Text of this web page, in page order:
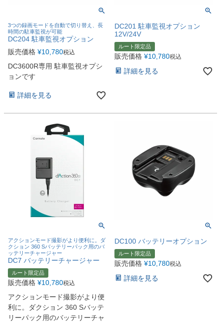
3つの録画モードを自動で切り替え、長
時間の駐車監視が可能
DC204 駐車監視オプション
販売価格 ¥10,780税込
DC3600R専用 駐車監視オプシ
ョンです
詳細を見る
DC201 駐車監視オプション
12V/24V
ルート限定品
販売価格 ¥10,780税込
詳細を見る
アクションモード撮影がより便利に。ダ
クション 360 Sバッテリーパック用のバ
ッテリーチャージャー
DC7 バッテリーチャージャー
ルート限定品
販売価格 ¥10,780税込
アクションモード撮影がより便
利に。ダクション 360 Sバッテ
リーパック用のバッテリーチャ
DC100 バッテリーオプション
ルート限定品
販売価格 ¥10,780税込
詳細を見る